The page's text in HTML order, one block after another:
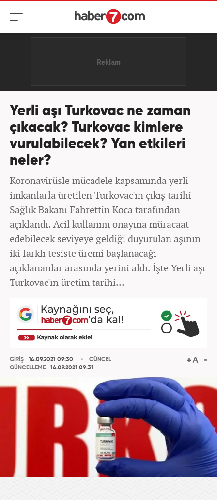
Yerli aşı Turkovac ne zaman
çıkacak? Turkovac kimlere
vurulabilecek? Yan etkileri
neler?
Koronavirüsle mücadele kapsamında yerli
imkanlarla üretilen Turkovac'ın çıkış tarihi
Sağlık Bakanı Fahrettin Koca tarafından
açıklandı. Acil kullanım onayına müracaat
edebilecek seviyeye geldiği duyurulan aşının
iki farklı tesiste üremi başlanacağı
açıklananlar arasında yerini aldı. İşte Yerli aşı
Turkovac'ın üretim tarihi...
GİRİŞ
14.09.2021 09:30
GÜNCELLEME
14.09.2021 09:31
GÜNCEL